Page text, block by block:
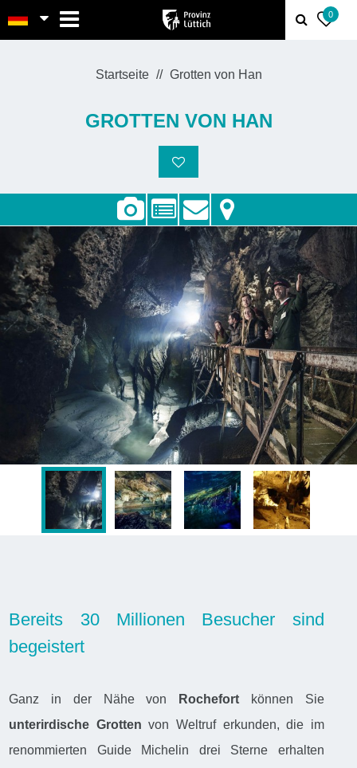
0
Startseite Grotten von Han
GROTTEN VON HAN
Bereits 30 Millionen Besucher sind
begeistert
Ganz in der Nähe von Rochefort können Sie
unterirdische Grotten von Weltruf erkunden, die im
renommierten Guide Michelin drei Sterne erhalten